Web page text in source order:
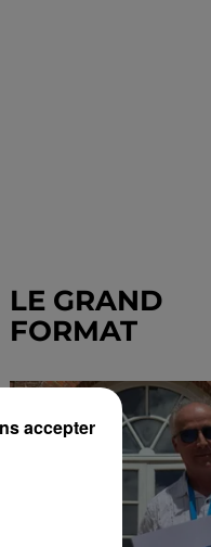
LE GRAND
FORMAT
accepter